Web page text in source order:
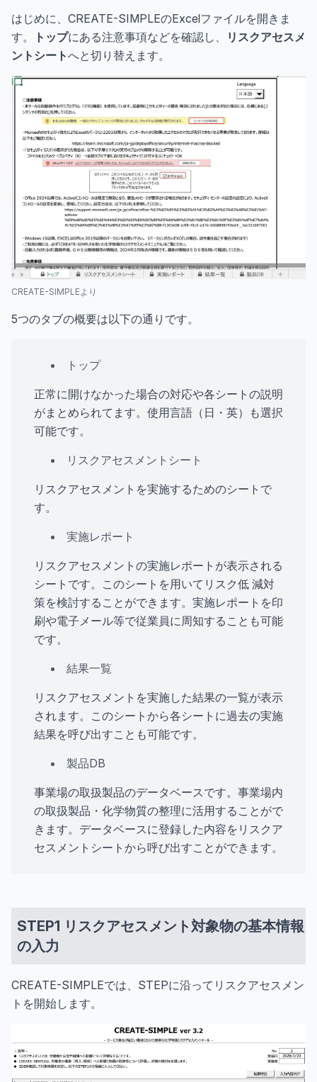
はじめに、CREATE-SIMPLEのExcelファイルを開きま
す。
トップにある注意事項などを確認し、
リスクアセスメ
ントシートへと切り替えます。
CREATE-SIMPLEより
5つのタブの概要は以下の通りです。
トップ
正常に開けなかった場合の対応や各シートの説明
がまとめられてます。使用言語（日・英）も選択
可能です。
リスクアセスメントシート
リスクアセスメントを実施するためのシートで
す。
実施レポート
リスクアセスメントの実施レポートが表示される
シートです。このシートを用いてリスク低 減対
策を検討することができます。実施レポートを印
刷や電子メール等で従業員に周知することも可能
です。
結果一覧
リスクアセスメントを実施した結果の一覧が表示
されます。このシートから各シートに過去の実施
結果を呼び出すことも可能です。
製品DB
事業場の取扱製品のデータベースです。事業場内
の取扱製品・化学物質の整理に活用することがで
きます。データベースに登録した内容をリスクア
セスメントシートから呼び出すことができます。
STEP1 リスクアセスメント対象物の基本情報
の入力
CREATE-SIMPLEでは、STEPに沿ってリスクアセスメン
トを開始します。